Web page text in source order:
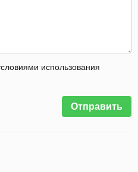
использования
Отправить